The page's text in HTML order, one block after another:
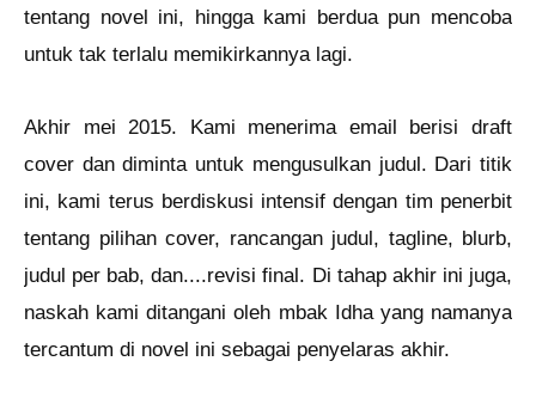
tentang novel ini, hingga kami berdua pun mencoba
untuk tak terlalu memikirkannya lagi.
Akhir mei 2015. Kami menerima email berisi draft
cover dan diminta untuk mengusulkan judul. Dari titik
ini, kami terus berdiskusi intensif dengan tim penerbit
tentang pilihan cover, rancangan judul, tagline, blurb,
judul per bab, dan....revisi final. Di tahap akhir ini juga,
naskah kami ditangani oleh mbak Idha yang namanya
tercantum di novel ini sebagai penyelaras akhir.